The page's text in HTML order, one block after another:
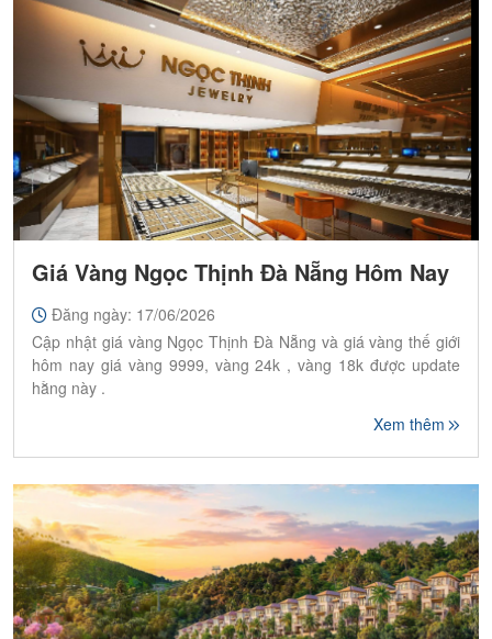
Giá Vàng Ngọc Thịnh Đà Nẵng Hôm Nay
Đăng ngày: 17/06/2026
Cập nhật giá vàng Ngọc Thịnh Đà Nẵng và giá vàng thế giới
hôm nay giá vàng 9999, vàng 24k , vàng 18k được update
hằng này .
Xem thêm